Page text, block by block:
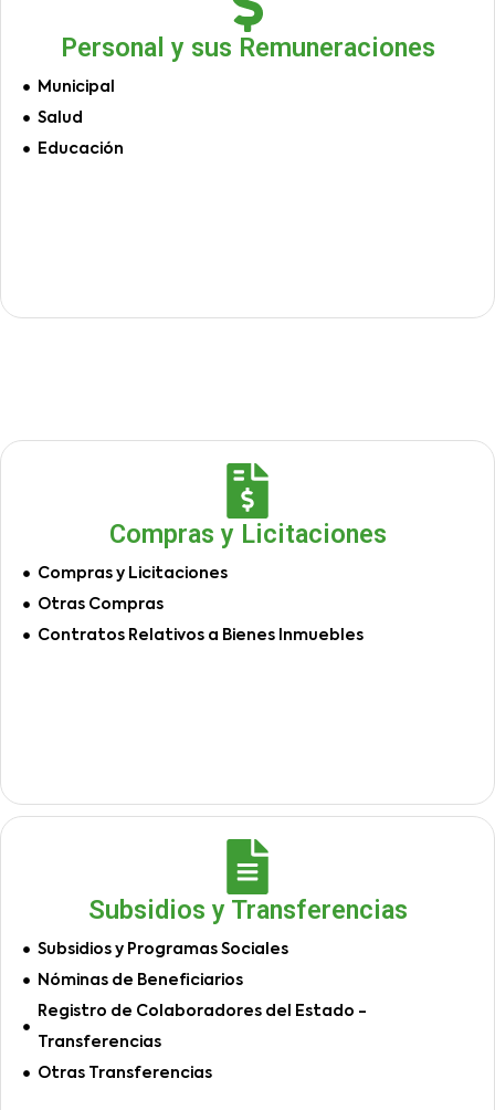
Personal y sus Remuneraciones
Municipal
Salud
Educación
Compras y Licitaciones
Compras y Licitaciones
Otras Compras
Contratos Relativos a Bienes Inmuebles
Subsidios y Transferencias
Subsidios y Programas Sociales
Nóminas de Beneficiarios
Registro de Colaboradores del Estado -
Transferencias
Otras Transferencias